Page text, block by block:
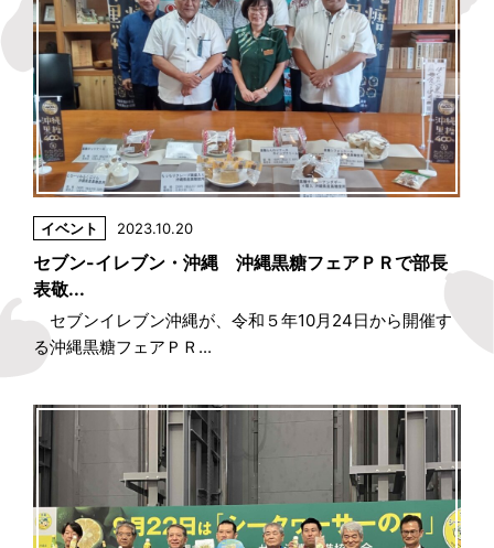
イベント 2023.10.20
セブン-イレブン・沖縄 沖縄黒糖フェアＰＲで部長
表敬...
セブンイレブン沖縄が、令和５年10月24日から開催す
る沖縄黒糖フェアＰＲ...